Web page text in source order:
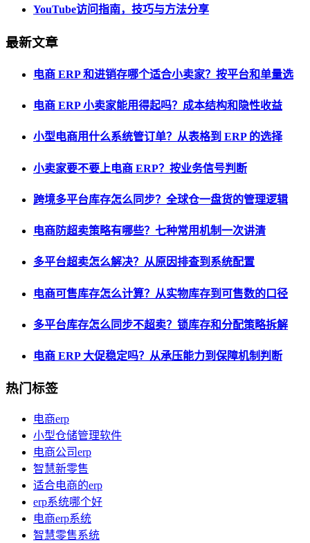
YouTube访问指南，技巧与方法分享
最新文章
电商 ERP 和进销存哪个适合小卖家？按平台和单量选
电商 ERP 小卖家能用得起吗？成本结构和隐性收益
小型电商用什么系统管订单？从表格到 ERP 的选择
小卖家要不要上电商 ERP？按业务信号判断
跨境多平台库存怎么同步？全球仓一盘货的管理逻辑
电商防超卖策略有哪些？七种常用机制一次讲清
多平台超卖怎么解决？从原因排查到系统配置
电商可售库存怎么计算？从实物库存到可售数的口径
多平台库存怎么同步不超卖？锁库存和分配策略拆解
电商 ERP 大促稳定吗？从承压能力到保障机制判断
热门标签
电商erp
小型仓储管理软件
电商公司erp
智慧新零售
适合电商的erp
erp系统哪个好
电商erp系统
智慧零售系统